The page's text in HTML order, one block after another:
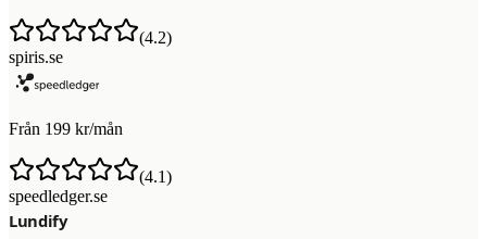
(4.2)
spiris.se
Från 199 kr/mån
(4.1)
speedledger.se